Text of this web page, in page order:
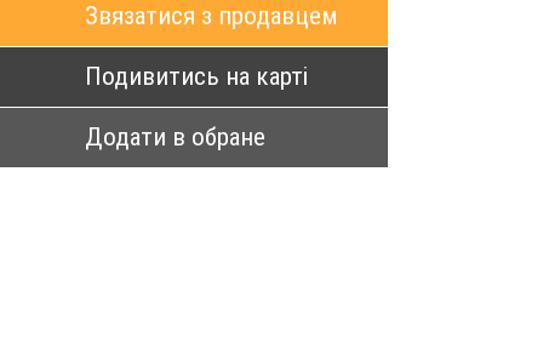
Звязатися з продавцем
Подивитись на карті
Додати в обране